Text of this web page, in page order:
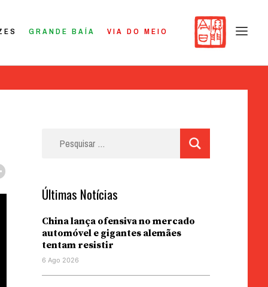
GRANDE BAÍA VIA DO MEIO
Últimas Notícias
China lança ofensiva no mercado
automóvel e gigantes alemães
tentam resistir
6 Ago 2026